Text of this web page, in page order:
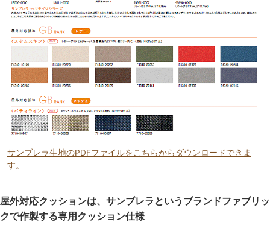
サンブレラ生地のPDFファイルをこちらからダウンロードできま
す。
屋外対応クッションは、サンブレラというブランドファブリッ
クで作製する専用クッション仕様